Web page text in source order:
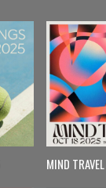
MIND TRAVEL